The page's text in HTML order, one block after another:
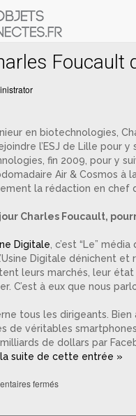
‘anne
Foucault
en biotechnologies,
l’ESJ de Lille pour
fin 2009, pour y
Air & Cosmos
la rédaction en chef
Charles Foucault,
Digitale , c’est “Le”
Digitale dénichent
leurs marchés, leur
C’est à eux que nous
tous les dirigeants.
de véritables
de dollars par
la suite de cette entrée »
fermés